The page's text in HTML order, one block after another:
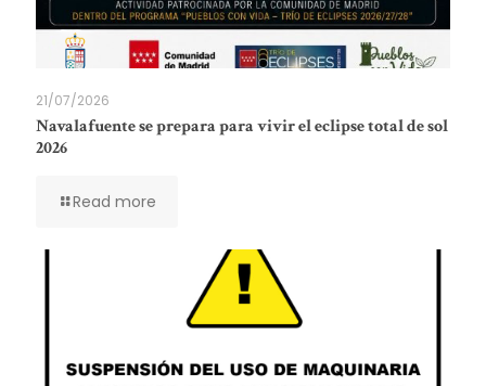
21/07/2026
Navalafuente se prepara para vivir el eclipse total de sol
2026
Read more